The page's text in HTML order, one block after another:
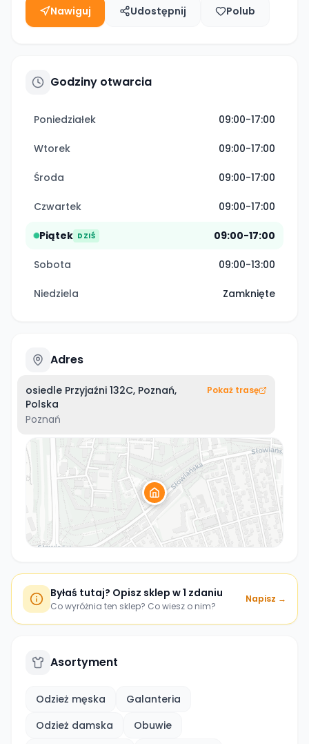
Nawiguj Udostępnij Polub
Godziny otwarcia
Poniedziałek 09:00-17:00
Wtorek 09:00-17:00
Środa 09:00-17:00
Czwartek 09:00-17:00
Piątek DZIŚ 09:00-17:00
Sobota 09:00-13:00
Niedziela Zamknięte
Adres
osiedle Przyjaźni 132C, Poznań,
Polska
Poznań
Pokaż trasę
Byłaś tutaj? Opisz sklep w 1 zdaniu
Co wyróżnia ten sklep? Co wiesz o nim?
Napisz →
Asortyment
Odzież męska
Galanteria
Odzież damska
Obuwie